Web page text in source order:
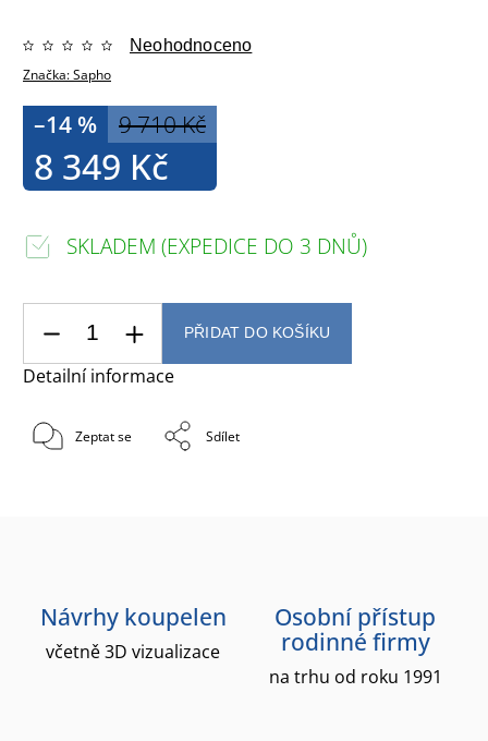
Značka:Sapho
Neohodnoceno
9 710 Kč
–14 %
8 349 Kč
SKLADEM (EXPEDICE DO 3 DNŮ)
PŘIDAT DO KOŠÍKU
Detailní informace
Zeptat se Sdílet
Návrhy koupelen
včetně 3D vizualizace
Osobní přístup
rodinné firmy
na trhu od roku 1991